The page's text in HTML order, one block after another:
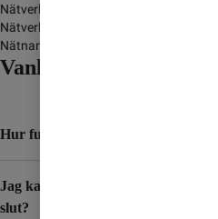
Nätverksnamn
Nätverkstyp
Nätnamn i display
Vanliga frågor och svar
Hur funkar Surfpaket?
Jag kar skaffat ett Surfpaket, hur
slut?